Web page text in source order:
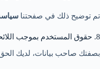
تم توضيح ذلك في صفحتنا
8. حقوق المستخدم بموجب اللائحة العامة لحماية البيانات
بصفتك صاحب بيانات، لديك